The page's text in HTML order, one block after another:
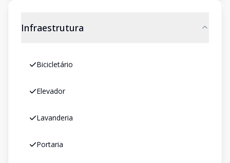
Infraestrutura
Bicicletário
Elevador
Lavanderia
Portaria